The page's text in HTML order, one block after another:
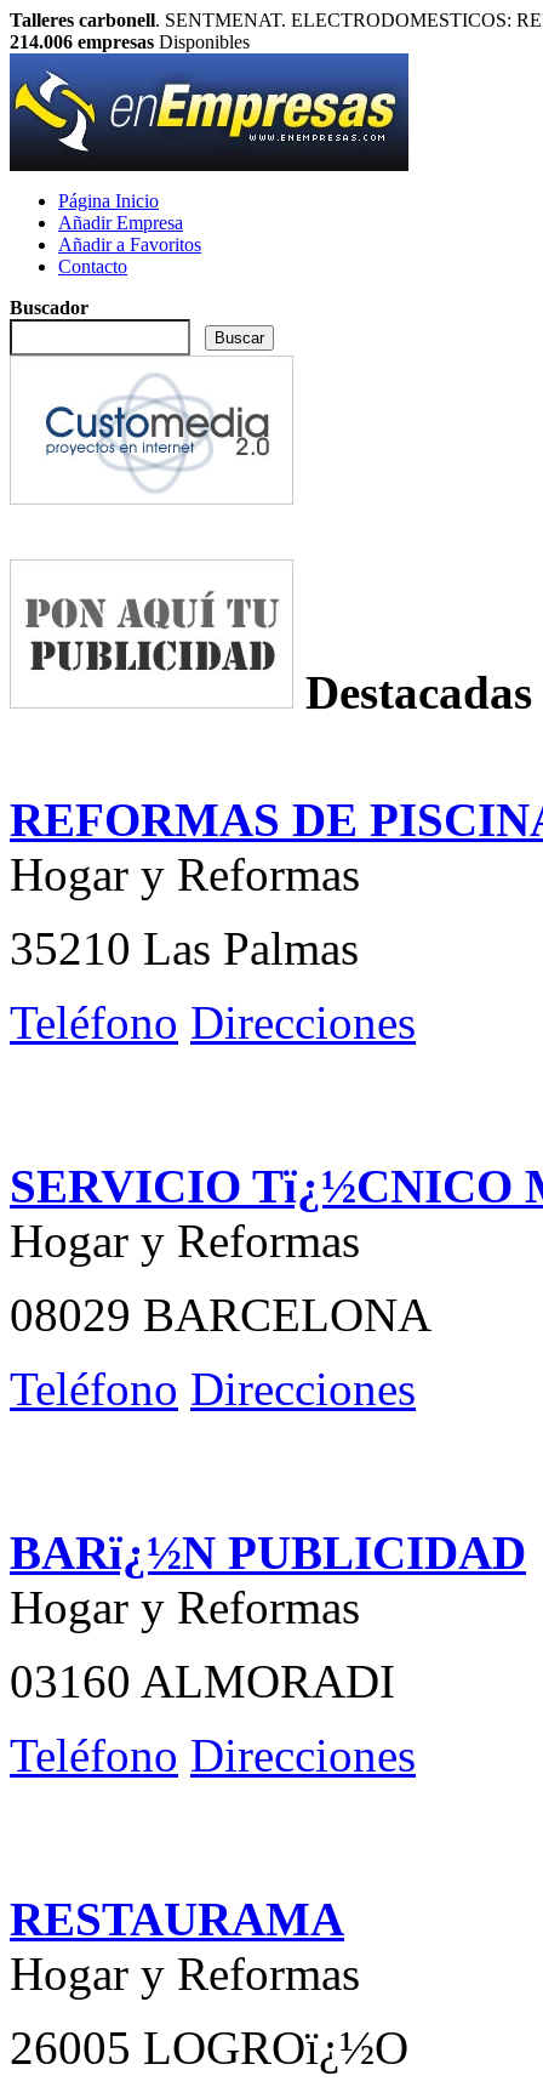
Talleres carbonell. SENTMENAT. ELECTRODOMESTICOS:
214.006 empresas Disponibles
Página Inicio
Añadir Empresa
Añadir a Favoritos
Contacto
Buscador
Destacadas
REFORMAS DE
Hogar y Reformas
35210 Las Palmas
Teléfono Direcciones
SERVICIO Tï¿½CNICO
Hogar y Reformas
08029 BARCELONA
Teléfono Direcciones
BARï¿½N PUBLICIDAD
Hogar y Reformas
03160 ALMORADI
Teléfono Direcciones
RESTAURAMA
Hogar y Reformas
26005 LOGROï¿½O